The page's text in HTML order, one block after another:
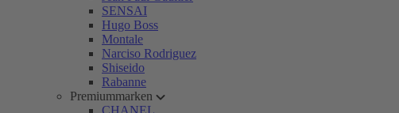
SENSAI
Hugo Boss
Montale
Narciso Rodriguez
Shiseido
Rabanne
Premiummarken
CHANEL